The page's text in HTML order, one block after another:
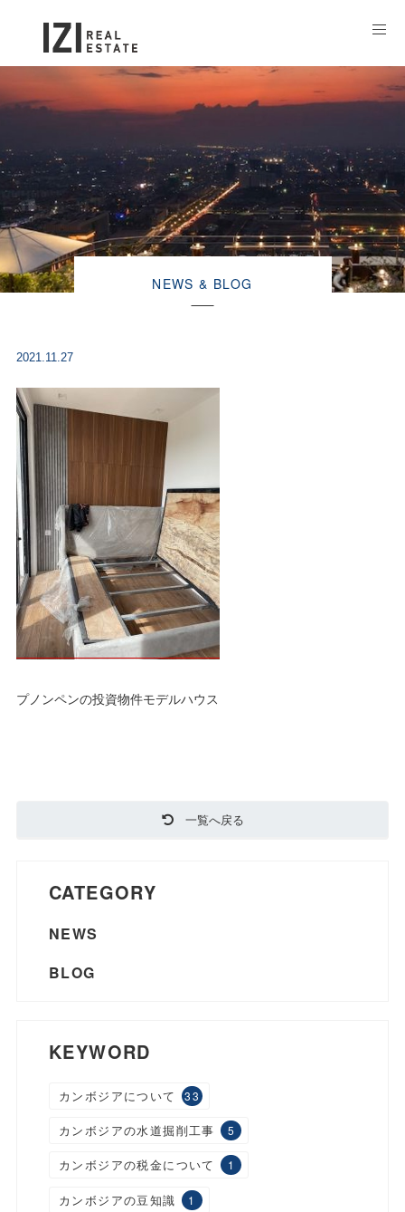
NEWS & BLOG
2021.11.27
プノンペンの投資物件モデルハウス
一覧へ戻る
CATEGORY
NEWS
BLOG
KEYWORD
カンボジアについて 33
カンボジアの水道掘削工事 5
カンボジアの税金について 1
カンボジアの豆知識 1